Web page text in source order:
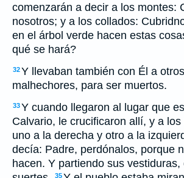
comenzarán a decir a los montes:
nosotros; y a los collados:
en el árbol verde hacen estas
qué se hará?
32Y llevaban también con Él a
malhechores, para ser muertos.
33Y cuando llegaron al lugar que
Calvario, le crucificaron allí, y a
uno a la derecha y otro a la
decía: Padre, perdónalos, porque
hacen. Y partiendo sus vestiduras,
35